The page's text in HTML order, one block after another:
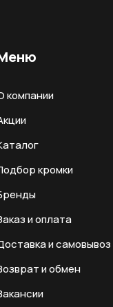
компании
кромки
и оплата
и самовывоз
и обмен